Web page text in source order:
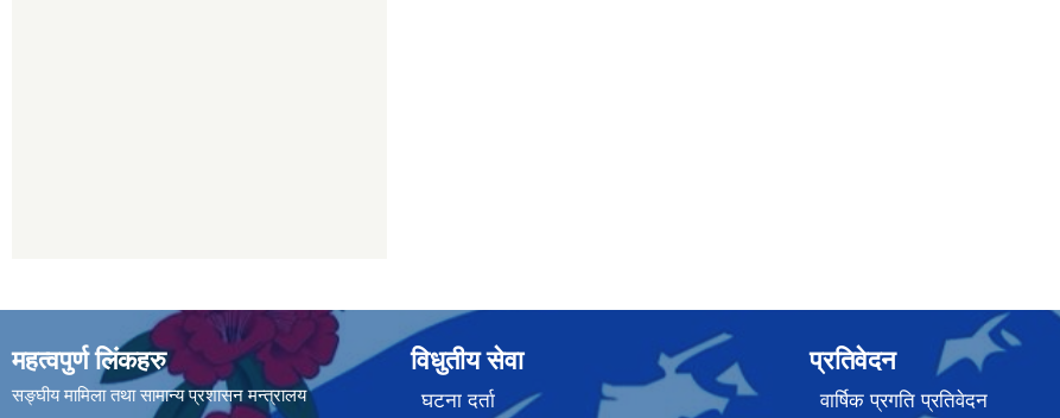
महत्वपुर्ण लिंकहरु
सङ्घीय मामिला तथा सामान्य प्रशासन मन्त्रालय
विधुतीय सेवा
घटना दर्ता
प्रतिवेदन
वार्षिक प्रगति प्रतिवेदन